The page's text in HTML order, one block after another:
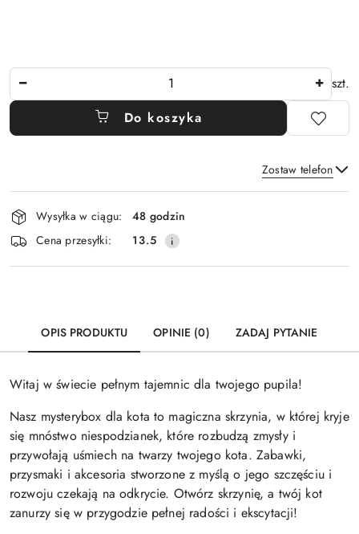
szt.
Do koszyka
Zostaw telefon
Wyślij
Dostępność
i
dostawa
Wysyłka w ciągu:
48 godzin
Cena przesyłki:
13.5
OPIS PRODUKTU OPINIE (0) ZADAJ PYTANIE
Witaj w świecie pełnym tajemnic dla twojego pupila!
Nasz mysterybox dla kota to magiczna skrzynia, w której kryje
się mnóstwo niespodzianek, które rozbudzą zmysły i
przywołają uśmiech na twarzy twojego kota. Zabawki,
przysmaki i akcesoria stworzone z myślą o jego szczęściu i
rozwoju czekają na odkrycie. Otwórz skrzynię, a twój kot
zanurzy się w przygodzie pełnej radości i ekscytacji!